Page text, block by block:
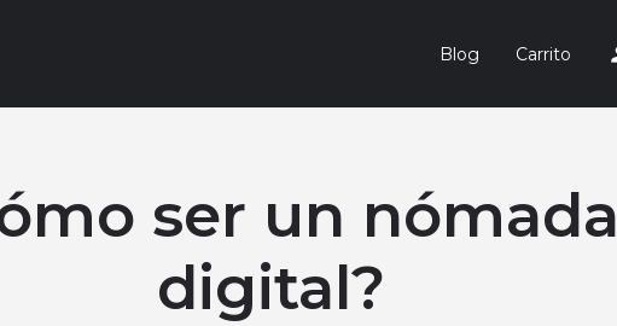
Blog Carrito
ser un nómada
digital?